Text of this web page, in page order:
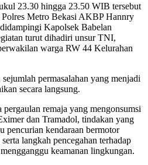
23.30 hingga 23.50 WIB tersebut
Metro Bekasi AKBP Hannry
Kapolsek Babelan
turut dihadiri unsur TNI,
warga RW 44 Kelurahan
permasalahan yang menjadi
secara langsung.
remaja yang mengonsumsi
dan Tramadol, tindakan yang
pencurian kendaraan bermotor
langkah pencegahan terhadap
keamanan lingkungan.